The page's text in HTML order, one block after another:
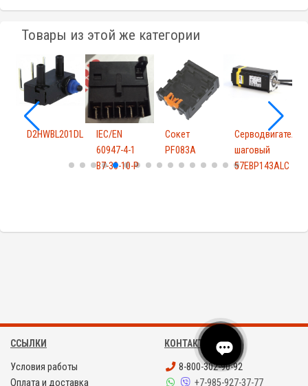
Товары из этой же категории
D2HWBL201DL
IEC/EN
60947-4-1
B7-30-10-P
Сокет
PF083A
Серводвигатель
шаговый
57EBP143ALC
ССЫЛКИ
Условия работы
Оплата и доставка
КОНТАКТЫ
8-800-302-90-92
+7-985-927-37-77